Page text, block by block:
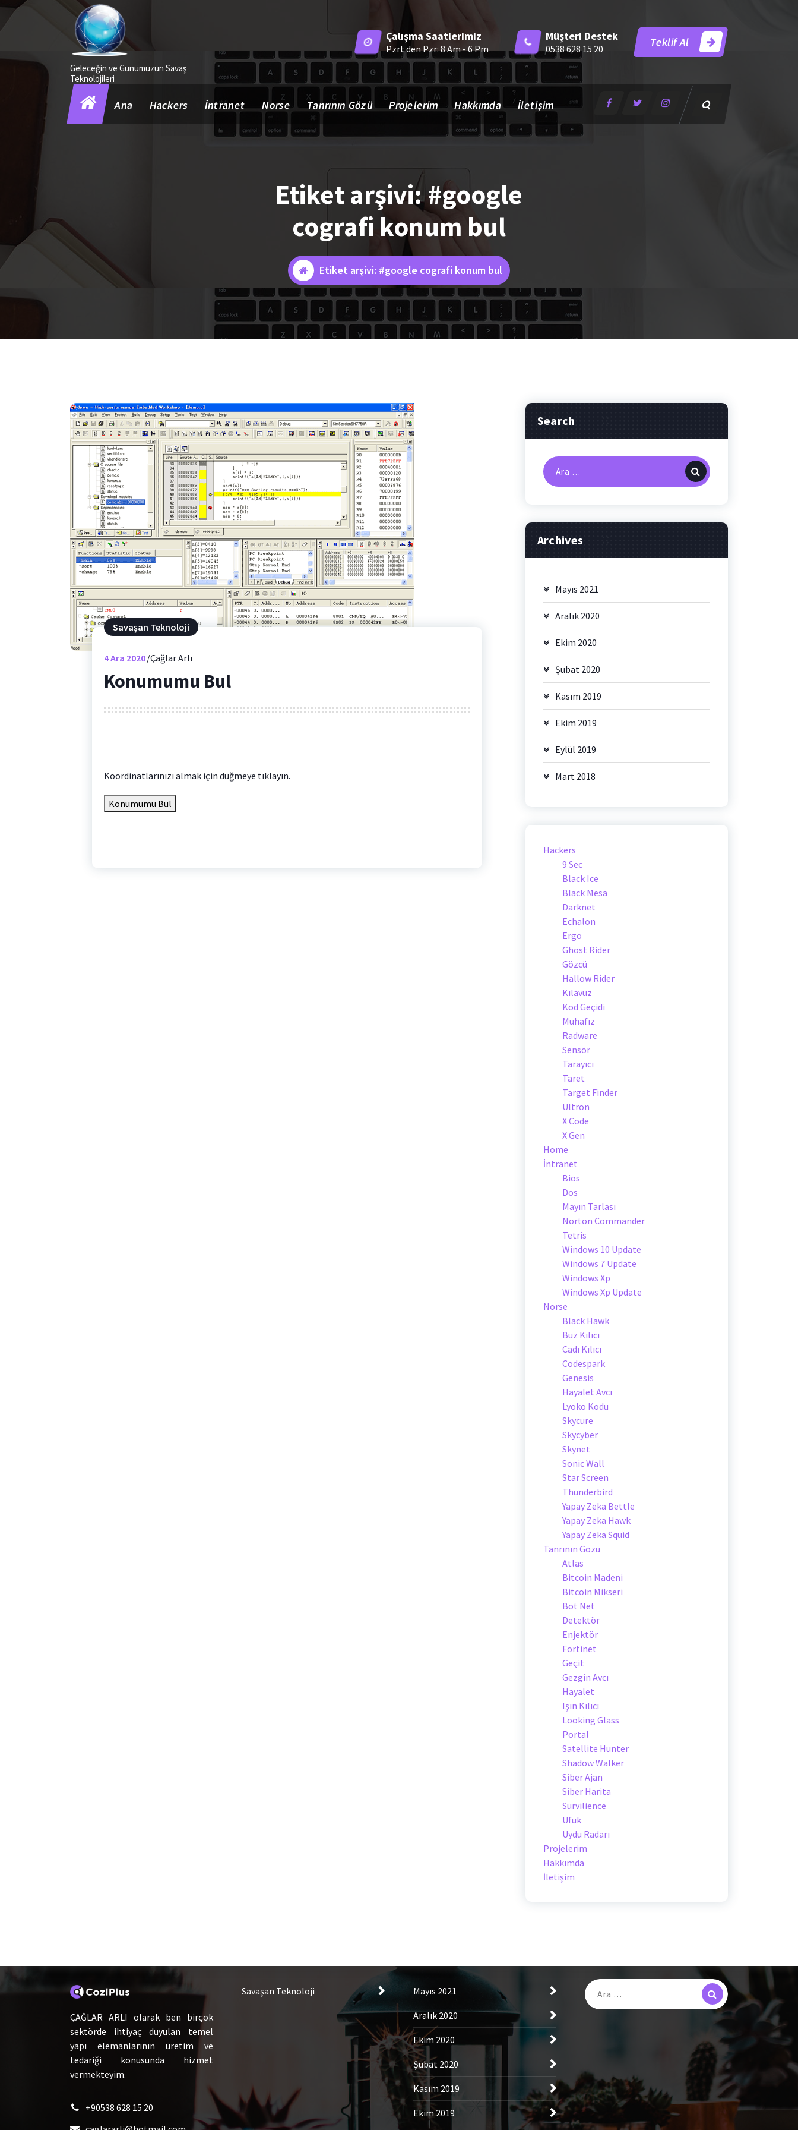
İçeriğe
geç
Geleceğin ve Günümüzün Savaş
Teknolojileri
Çalışma Saatlerimiz
Pzrt den Pzr: 8 Am - 6 Pm
Müşteri Destek
0538 628 15 20 Teklif Al
Ana Hackers İntranet Norse Tanrının Gözü Projelerim Hakkımda İletişim
Etiket arşivi: #google
cografi konum bul
Etiket arşivi: #google cografi konum bul
Savaşan Teknoloji
4Ara 2020 Çağlar Arlı
Konumumu Bul
Koordinatlarınızı almak için düğmeye tıklayın.
Konumumu Bul
Search
Arama:
Archives
Mayıs 2021
Aralık 2020
Ekim 2020
Şubat 2020
Kasım 2019
Ekim 2019
Eylül 2019
Mart 2018
Hackers
9 Sec
Black Ice
Black Mesa
Darknet
Echalon
Ergo
Ghost Rider
Gözcü
Hallow Rider
Kılavuz
Kod Geçidi
Muhafız
Radware
Sensör
Tarayıcı
Taret
Target Finder
Ultron
X Code
X Gen
Home
İntranet
Bios
Dos
Mayın Tarlası
Norton Commander
Tetris
Windows 10 Update
Windows 7 Update
Windows Xp
Windows Xp Update
Norse
Black Hawk
Buz Kılıcı
Cadı Kılıcı
Codespark
Genesis
Hayalet Avcı
Lyoko Kodu
Skycure
Skycyber
Skynet
Sonic Wall
Star Screen
Thunderbird
Yapay Zeka Bettle
Yapay Zeka Hawk
Yapay Zeka Squid
Tanrının Gözü
Atlas
Bitcoin Madeni
Bitcoin Mikseri
Bot Net
Detektör
Enjektör
Fortinet
Geçit
Gezgin Avcı
Hayalet
Işın Kılıcı
Looking Glass
Portal
Satellite Hunter
Shadow Walker
Siber Ajan
Siber Harita
Survilience
Ufuk
Uydu Radarı
Projelerim
Hakkımda
İletişim
ÇAĞLAR ARLI olarak ben birçok
sektörde ihtiyaç duyulan temel
yapı elemanlarının üretim ve
tedariği konusunda hizmet
vermekteyim.
+90538 628 15 20
Savaşan Teknoloji Mayıs 2021
Aralık 2020
Ekim 2020
Şubat 2020
Kasım 2019
Ekim 2019
Arama: